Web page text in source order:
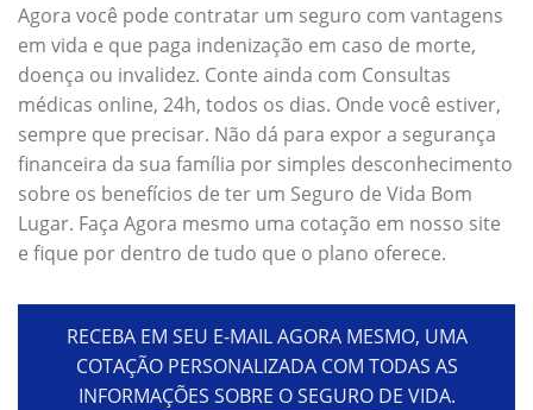
Agora você pode contratar um seguro com vantagens
em vida e que paga indenização em caso de morte,
doença ou invalidez. Conte ainda com Consultas
médicas online, 24h, todos os dias. Onde você estiver,
sempre que precisar. Não dá para expor a segurança
financeira da sua família por simples desconhecimento
sobre os benefícios de ter um Seguro de Vida Bom
Lugar. Faça Agora mesmo uma cotação em nosso site
e fique por dentro de tudo que o plano oferece.
RECEBA EM SEU E-MAIL AGORA MESMO, UMA
COTAÇÃO PERSONALIZADA COM TODAS AS
INFORMAÇÕES SOBRE O SEGURO DE VIDA.